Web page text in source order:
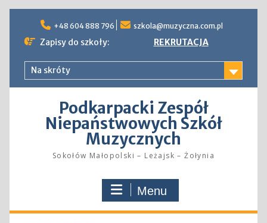
content
+48 604 888 796 szkola@muzyczna.com.pl
Zapisy do szkoły: REKRUTACJA
Na skróty
Podkarpacki Zespół
Niepaństwowych Szkół
Muzycznych
Sokołów Małopolski – Leżajsk – Żołynia
Menu